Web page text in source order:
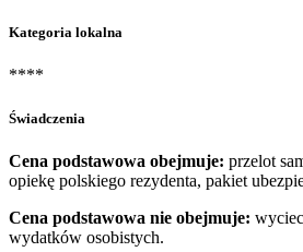
Kategoria lokalna
****
Świadczenia
Cena podstawowa obejmuje: przelot
opiekę polskiego rezydenta, pakiet
Cena podstawowa nie obejmuje:
wydatków osobistych.